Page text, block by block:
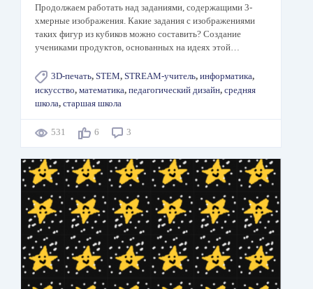
Продолжаем работать над заданиями, содержащими 3-
хмерные изображения. Какие задания с изображениями
таких фигур из кубиков можно составить? Создание
учениками продуктов, основанных на идеях этой…
3D-печать, STEM, STREAM-учитель, информатика,
искусство, математика, педагогический дизайн, средняя
школа, старшая школа
531 6 3